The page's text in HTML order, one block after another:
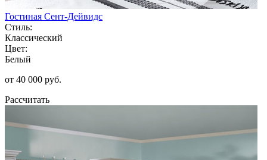
Гостиная Сент-Дейвидс
Стиль:
Классический
Цвет:
Белый
от 40 000 руб.
Рассчитать